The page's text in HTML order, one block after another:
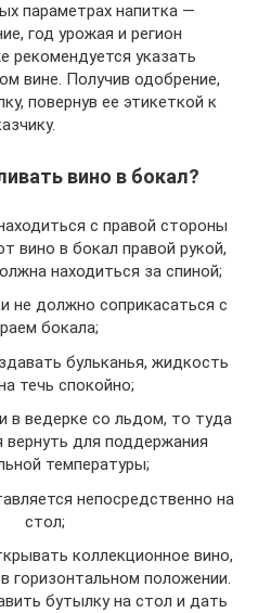
параметрах напитка —
год урожая и регион
рекомендуется указать
вине. Получив одобрение,
повернув ее этикеткой к
вино в бокал?
с правой стороны
вино в бокал правой рукой,
находиться за спиной;
не должно соприкасаться с
бокала;
бульканья, жидкость
течь спокойно;
в ведерке со льдом, то туда
вернуть для поддержания
температуры;
непосредственно на
стол;
коллекционное вино,
горизонтальном положении.
бутылку на стол и дать